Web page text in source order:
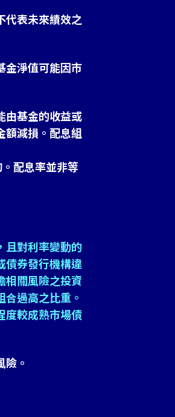
代表未來績效之
金淨值可能因市
由基金的收益或
額減損。配息組
配息率並非等
且對利率變動的
債券發行機構違
相關風險之投資
過高之比重。
度較成熟市場債
。